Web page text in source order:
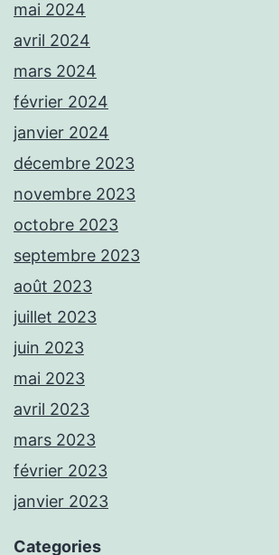
mai 2024
avril 2024
mars 2024
février 2024
janvier 2024
décembre 2023
novembre 2023
octobre 2023
septembre 2023
août 2023
juillet 2023
juin 2023
mai 2023
avril 2023
mars 2023
février 2023
janvier 2023
Categories